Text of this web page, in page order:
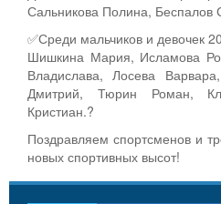
Сальникова Полина, Беспалов
✅Среди мальчиков и девочек
Шишкина Мария, Исламова
Владислава, Лосева
Дмитрий, Тюрин Роман,
Кристиан.?
Поздравляем спортсменов и
новых спортивных высот!